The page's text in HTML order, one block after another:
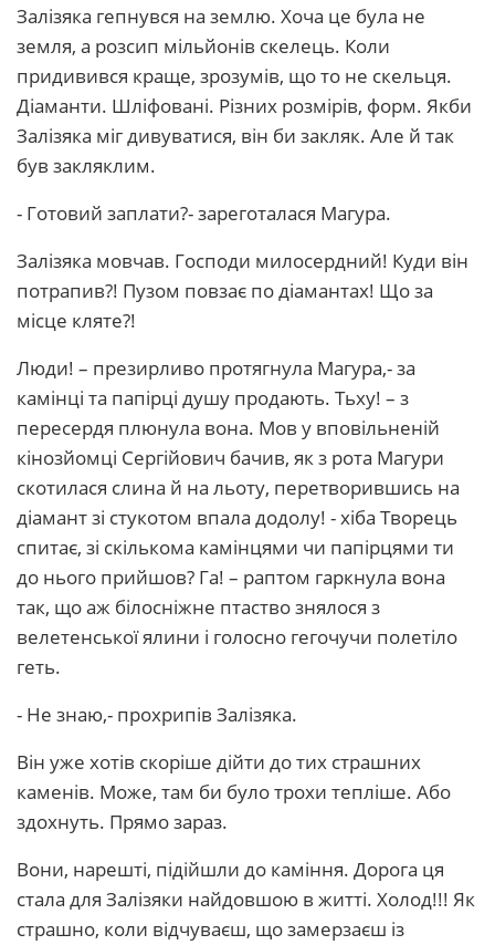
Залізяка гепнувся на землю. Хоча це була не
земля, а розсип мільйонів скелець. Коли
придивився краще, зрозумів, що то не скельця.
Діаманти. Шліфовані. Різних розмірів, форм. Якби
Залізяка міг дивуватися, він би закляк. Але й так
був закляклим.
- Готовий заплати?- зареготалася Магура.
Залізяка мовчав. Господи милосердний! Куди він
потрапив?! Пузом повзає по діамантах! Що за
місце кляте?!
Люди! – презирливо протягнула Магура,- за
камінці та папірці душу продають. Тьху! – з
пересердя плюнула вона. Мов у вповільненій
кінозйомці Сергійович бачив, як з рота Магури
скотилася слина й на льоту, перетворившись на
діамант зі стукотом впала додолу! - хіба Творець
спитає, зі скількома камінцями чи папірцями ти
до нього прийшов? Га! – раптом гаркнула вона
так, що аж білосніжне птаство знялося з
велетенської ялини і голосно гегочучи полетіло
геть.
- Не знаю,- прохрипів Залізяка.
Він уже хотів скоріше дійти до тих страшних
каменів. Може, там би було трохи тепліше. Або
здохнуть. Прямо зараз.
Вони, нарешті, підійшли до каміння. Дорога ця
стала для Залізяки найдовшою в житті. Холод!!! Як
страшно, коли відчуваєш, що замерзаєш із